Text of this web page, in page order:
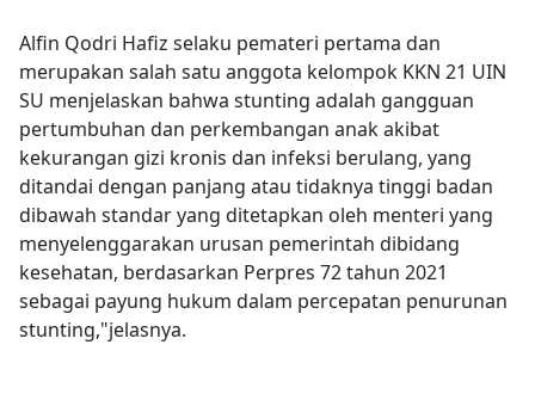
Alfin Qodri Hafiz selaku pemateri pertama dan
merupakan salah satu anggota kelompok KKN 21 UIN
SU menjelaskan bahwa stunting adalah gangguan
pertumbuhan dan perkembangan anak akibat
kekurangan gizi kronis dan infeksi berulang, yang
ditandai dengan panjang atau tidaknya tinggi badan
dibawah standar yang ditetapkan oleh menteri yang
menyelenggarakan urusan pemerintah dibidang
kesehatan, berdasarkan Perpres 72 tahun 2021
sebagai payung hukum dalam percepatan penurunan
stunting,"jelasnya.